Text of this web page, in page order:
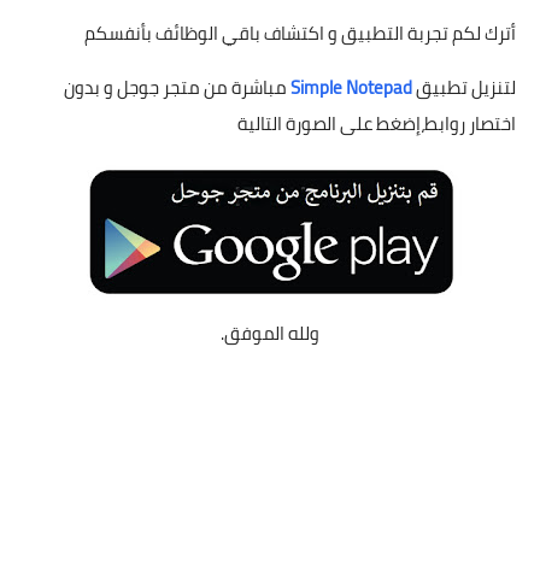
أترك لكم تجربة التطبيق و اكتشاف باقي الوظائف بأنفسكم
لتنزيل تطبيقSimple Notepadمباشرة من متجر جوجل و بدون
اختصار روابط،إضغط على الصورة التالية
ولله الموفق.